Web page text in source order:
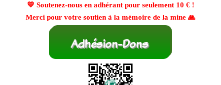
💛 Soutenez-nous en adhérant pour seulement 10 €!
Merci pour votre soutien à la mémoire de la mine 🙏